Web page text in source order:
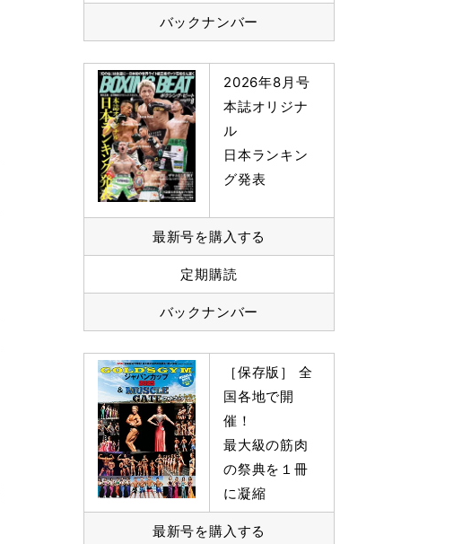
バックナンバー
2026年8月号
本誌オリジナ
ル
日本ランキン
グ発表
最新号を購入する
定期購読
バックナンバー
［保存版］ 全
国各地で開
催！
最大級の筋肉
の祭典を１冊
に凝縮
最新号を購入する